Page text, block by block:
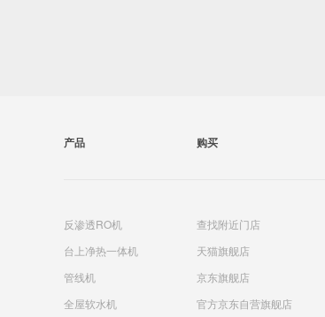
产品
反渗透RO机
台上净热一体机
管线机
全屋软水机
购买
查找附近门店
天猫旗舰店
京东旗舰店
官方京东自营旗舰店